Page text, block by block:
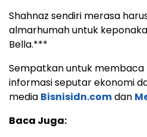
Shahnaz sendiri merasa
almarhumah untuk
Bella.***
Sempatkan untuk
informasi seputar ekonomi
media Bisnisidn.comdan
Baca Juga: